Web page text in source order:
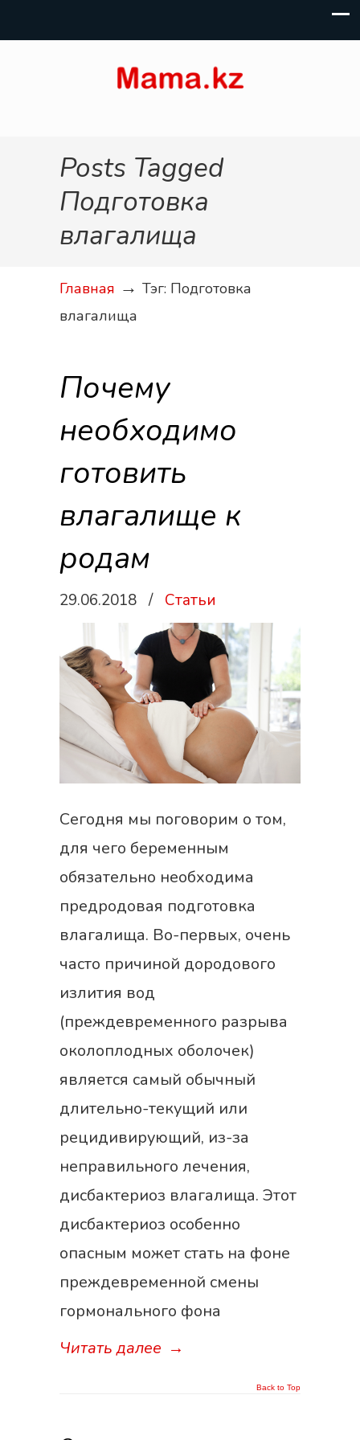
Posts Tagged
Подготовка
влагалища
Главная → Тэг: Подготовка
влагалища
Почему
необходимо
готовить
влагалище к
родам
29.06.2018 / Статьи
Сегодня мы поговорим о том,
для чего беременным
обязательно необходима
предродовая подготовка
влагалища. Во-первых, очень
часто причиной дородового
излития вод
(преждевременного разрыва
околоплодных оболочек)
является самый обычный
длительно-текущий или
рецидивирующий, из-за
неправильного лечения,
дисбактериоз влагалища. Этот
дисбактериоз особенно
опасным может стать на фоне
преждевременной смены
гормонального фона
Читать далее →
Back to Top